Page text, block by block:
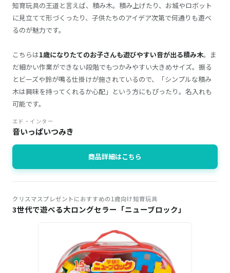
知育玩具の王道と言えば、積み木。積み上げたり、お城やロボット
に見立てて形づくったり、子供たちのアイデア次第で何通りも遊べ
るのが魅力です。
こちらは1歳になりたてのお子さんも遊びやすい音が出る積み木。ま
だ細かい作業ができない段階でもつかみやすい大きめサイズ。振る
とビーズや鈴が鳴る仕掛けが施されているので、「シンプルな積み
木は興味を持ってくれるか心配」という方にもぴったり。名入れも
可能です。
エド・インター
音いっぱいつみき
商品詳細はこちら
クリスマスプレゼントにおすすめの1歳向け知育玩具
3世代で遊べる大ロングセラー「ニューブロック」